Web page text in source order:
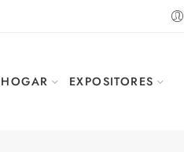
HOGAR EXPOSITORES